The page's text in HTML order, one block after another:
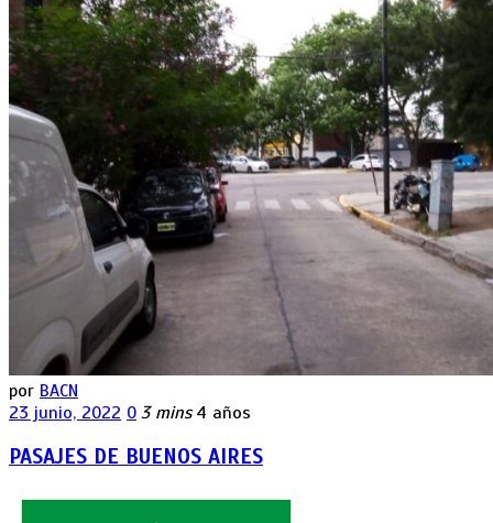
por BACN
23 junio, 2022 0 3 mins 4 años
PASAJES DE BUENOS AIRES